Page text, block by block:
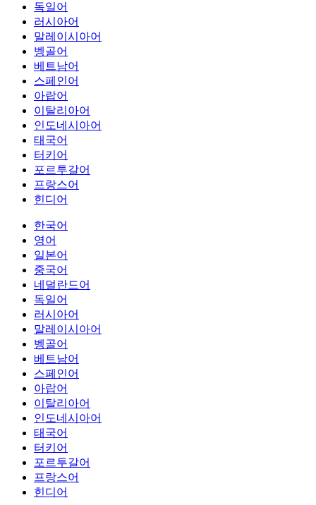
독일어
러시아어
말레이시아어
벵골어
베트남어
스페인어
아랍어
이탈리아어
인도네시아어
태국어
터키어
포르투갈어
프랑스어
힌디어
한국어
영어
일본어
중국어
네덜란드어
독일어
러시아어
말레이시아어
벵골어
베트남어
스페인어
아랍어
이탈리아어
인도네시아어
태국어
터키어
포르투갈어
프랑스어
힌디어